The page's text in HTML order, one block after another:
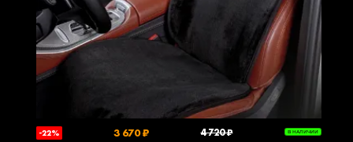
-22% 3 670 ₽ 4 720 ₽ В НАЛИЧИИ